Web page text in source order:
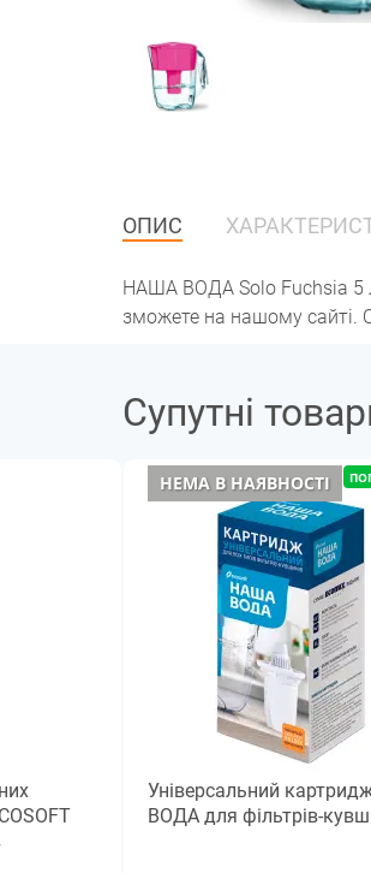
ОПИС
НАША ВОДА Solo Fuchsia 5
зможете на нашому сайті.
Супутні
НЕМА В НАЯВНОСТІ
Універсальний
ВОДА для фільтрів-